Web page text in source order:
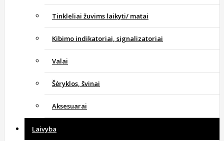
Tinkleliai žuvims laikyti/ matai
Kibimo indikatoriai, signalizatoriai
Valai
Šėryklos, švinai
Aksesuarai
Laivyba